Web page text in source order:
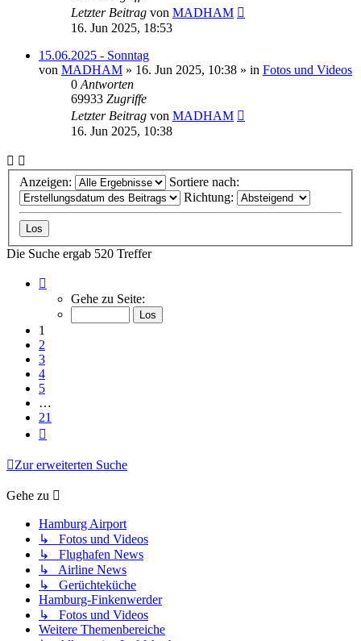
Letzter Beitrag von MADHAM
16. Jun 2025, 18:53
15.06.2025 - Sonntag
von MADHAM » 16. Jun 2025, 10:38 » in Fotos und Videos
0 Antworten
69933 Zugriffe
Letzter Beitrag von MADHAM
16. Jun 2025, 10:38
Anzeigen:
Sortiere nach:
Richtung:
Die Suche ergab 520 Treffer
von
Gehe zu Seite:
1
2
3
4
5
…
21
Zur erweiterten Suche
Gehe zu
Hamburg Airport
↳ Fotos und Videos
↳ Flughafen News
↳ Airline News
↳ Gerüchteküche
Hamburg-Finkenwerder
↳ Fotos und Videos
Weitere Themenbereiche